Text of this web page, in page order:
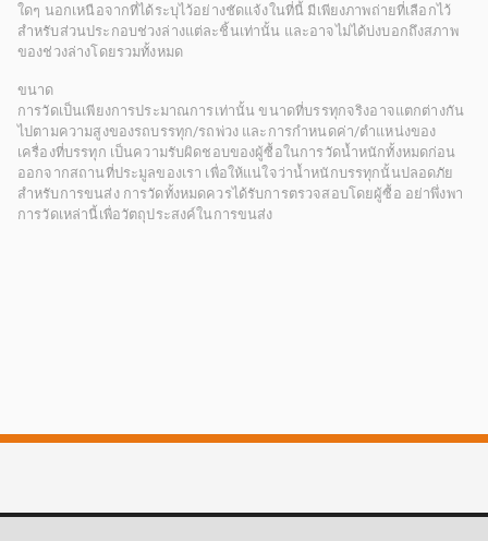
ใดๆ นอกเหนือจากที่ได้ระบุไว้อย่างชัดแจ้งในที่นี้ มีเพียงภาพถ่ายที่เลือกไว้
สำหรับส่วนประกอบช่วงล่างแต่ละชิ้นเท่านั้น และอาจไม่ได้บ่งบอกถึงสภาพ
ของช่วงล่างโดยรวมทั้งหมด
ขนาด
การวัดเป็นเพียงการประมาณการเท่านั้น ขนาดที่บรรทุกจริงอาจแตกต่างกัน
ไปตามความสูงของรถบรรทุก/รถพ่วง และการกำหนดค่า/ตำแหน่งของ
เครื่องที่บรรทุก เป็นความรับผิดชอบของผู้ซื้อในการวัดน้ำหนักทั้งหมดก่อน
ออกจากสถานที่ประมูลของเรา เพื่อให้แน่ใจว่าน้ำหนักบรรทุกนั้นปลอดภัย
สำหรับการขนส่ง การวัดทั้งหมดควรได้รับการตรวจสอบโดยผู้ซื้อ อย่าพึ่งพา
การวัดเหล่านี้เพื่อวัตถุประสงค์ในการขนส่ง